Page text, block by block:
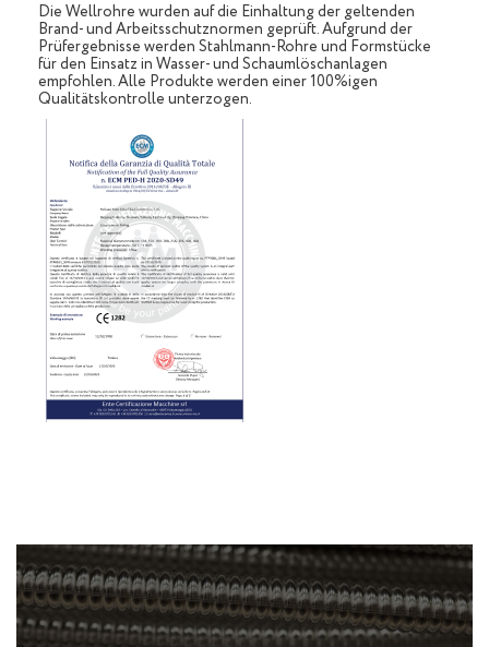
Die Wellrohre wurden auf die Einhaltung der geltenden
Brand- und Arbeitsschutznormen geprüft. Aufgrund der
Prüfergebnisse werden Stahlmann-Rohre und Formstücke
für den Einsatz in Wasser- und Schaumlöschanlagen
empfohlen. Alle Produkte werden einer 100%igen
Qualitätskontrolle unterzogen.